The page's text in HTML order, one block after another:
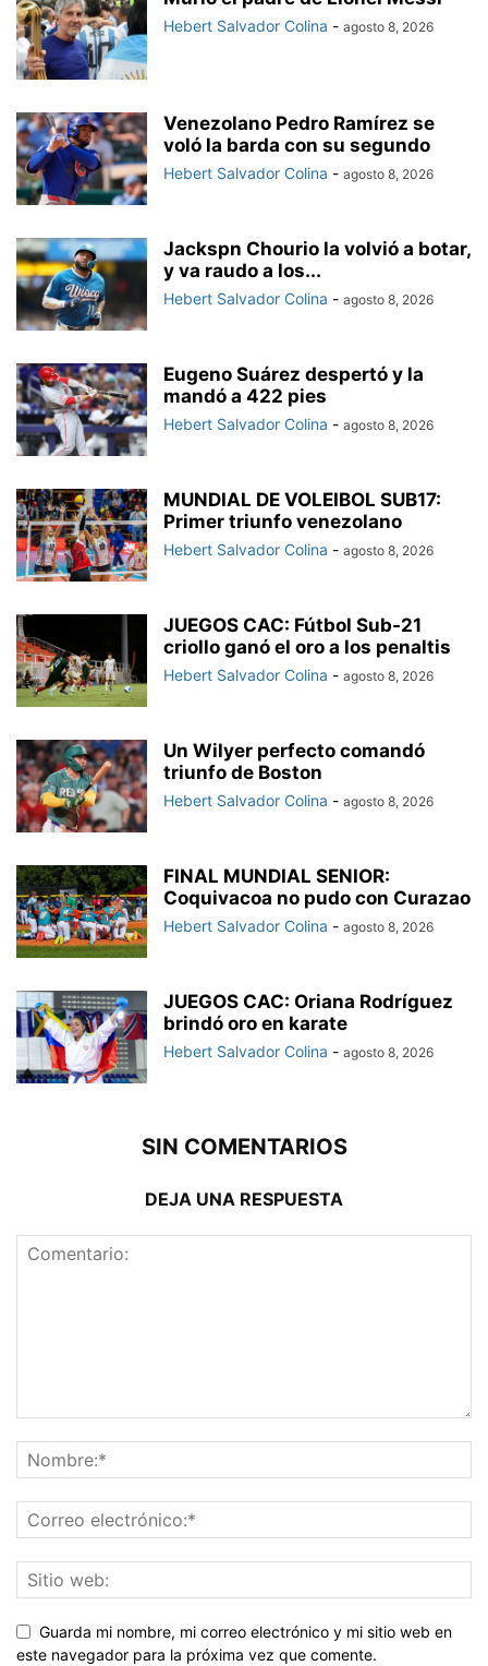
Hebert Salvador Colina - agosto 8, 2026
Venezolano Pedro Ramírez se
voló la barda con su segundo
Hebert Salvador Colina - agosto 8, 2026
Jackspn Chourio la volvió a botar,
y va raudo a los...
Hebert Salvador Colina - agosto 8, 2026
Eugeno Suárez despertó y la
mandó a 422 pies
Hebert Salvador Colina - agosto 8, 2026
MUNDIAL DE VOLEIBOL SUB17:
Primer triunfo venezolano
Hebert Salvador Colina - agosto 8, 2026
JUEGOS CAC: Fútbol Sub-21
criollo ganó el oro a los penaltis
Hebert Salvador Colina - agosto 8, 2026
Un Wilyer perfecto comandó
triunfo de Boston
Hebert Salvador Colina - agosto 8, 2026
FINAL MUNDIAL SENIOR:
Coquivacoa no pudo con Curazao
Hebert Salvador Colina - agosto 8, 2026
JUEGOS CAC: Oriana Rodríguez
brindó oro en karate
Hebert Salvador Colina - agosto 8, 2026
SIN COMENTARIOS
DEJA UNA RESPUESTA
Guarda mi nombre, mi correo electrónico y mi sitio web en
este navegador para la próxima vez que comente.